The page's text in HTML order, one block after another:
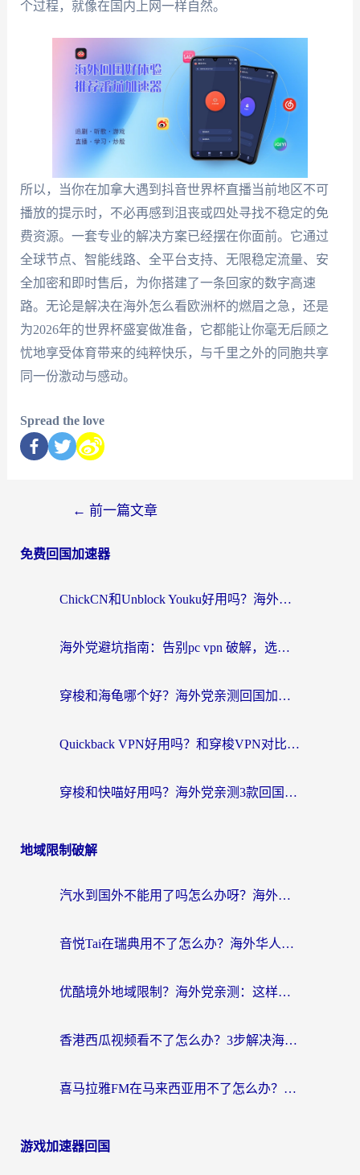
个过程，就像在国内上网一样自然。
所以，当你在加拿大遇到抖音世界杯直播当前地区不可
播放的提示时，不必再感到沮丧或四处寻找不稳定的免
费资源。一套专业的解决方案已经摆在你面前。它通过
全球节点、智能线路、全平台支持、无限稳定流量、安
全加密和即时售后，为你搭建了一条回家的数字高速
路。无论是解决在海外怎么看欧洲杯的燃眉之急，还是
为2026年的世界杯盛宴做准备，它都能让你毫无后顾之
忧地享受体育带来的纯粹快乐，与千里之外的同胞共享
同一份激动与感动。
Spread the love
← 前一篇文章
免费回国加速器
ChickCN和Unblock Youku好用吗？海外党亲测3款回国加速器，附iOS免费选择指南
海外党避坑指南：告别pc vpn 破解，选对回国加速器轻松访问国内资源
穿梭和海龟哪个好？海外党亲测回国加速器，附电脑免费VPN推荐
Quickback VPN好用吗？和穿梭VPN对比哪个回国效果更好？海外党必看的真实测评与选择指南
穿梭和快喵好用吗？海外党亲测3款回国加速器，附日本回国VPN避坑指南
地域限制破解
汽水到国外不能用了吗怎么办呀？海外党追剧看片的救星在这里！
音悦Tai在瑞典用不了怎么办？海外华人追剧听歌的实用指南
优酷境外地域限制？海外党亲测：这样看国内剧再也不卡（附3个实用场景解决）
香港西瓜视频看不了怎么办？3步解决海外追剧难题，附靠谱加速器推荐
喜马拉雅FM在马来西亚用不了怎么办？海外华人亲测有效的回国加速指南
游戏加速器回国